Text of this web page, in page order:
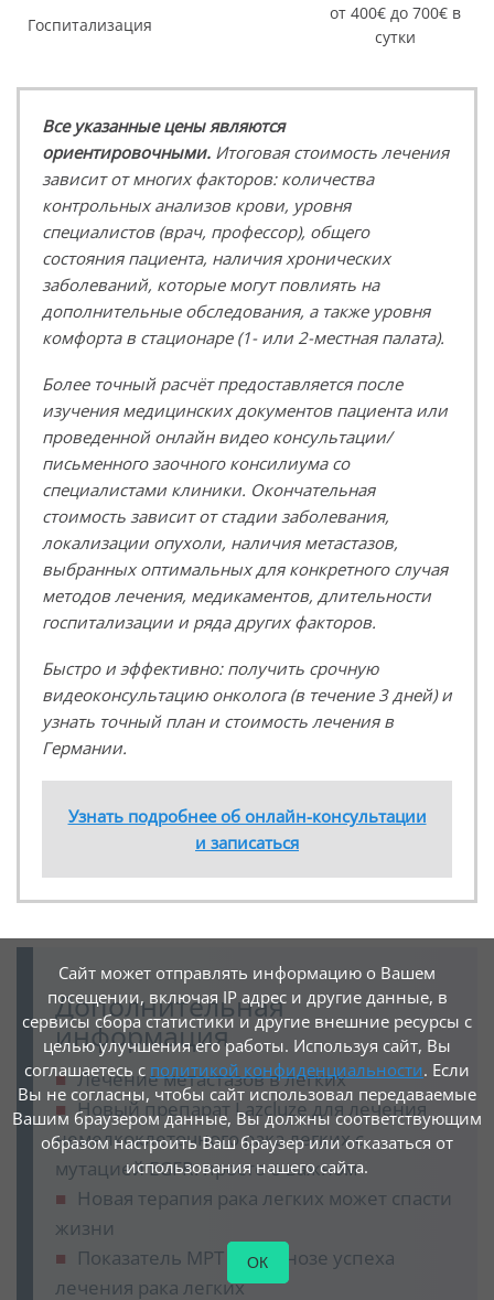
Госпитализация
от 400€ до 700€ в
сутки
Все указанные цены являются
ориентировочными. Итоговая стоимость лечения
зависит от многих факторов: количества
контрольных анализов крови, уровня
специалистов (врач, профессор), общего
состояния пациента, наличия хронических
заболеваний, которые могут повлиять на
дополнительные обследования, а также уровня
комфорта в стационаре (1- или 2-местная палата).
Более точный расчёт предоставляется после
изучения медицинских документов пациента или
проведенной онлайн видео консультации/
письменного заочного консилиума со
специалистами клиники. Окончательная
стоимость зависит от стадии заболевания,
локализации опухоли, наличия метастазов,
выбранных оптимальных для конкретного случая
методов лечения, медикаментов, длительности
госпитализации и ряда других факторов.
Быстро и эффективно: получить срочную
видеоконсультацию онколога (в течение 3 дней) и
узнать точный план и стоимость лечения в
Германии.
Узнать подробнее об онлайн-консультации
и записаться
Дополнительная
информация
Лечение метастазов в легких
Новый препарат Lazcluze для лечения
немелкоклеточного рака легких с
мутацией EGFR: просто о важном
Новая терапия рака легких может спасти
жизни
Показатель МРТ в прогнозе успеха
лечения рака легких
Сайт может отправлять информацию о Вашем
посещении, включая IP адрес и другие данные, в
сервисы сбора статистики и другие внешние ресурсы с
целью улучшения его работы. Используя сайт, Вы
соглашаетесь с политикой конфиденциальности. Если
Вы не согласны, чтобы сайт использовал передаваемые
Вашим браузером данные, Вы должны соответствующим
образом настроить Ваш браузер или отказаться от
использования нашего сайта.
ОК